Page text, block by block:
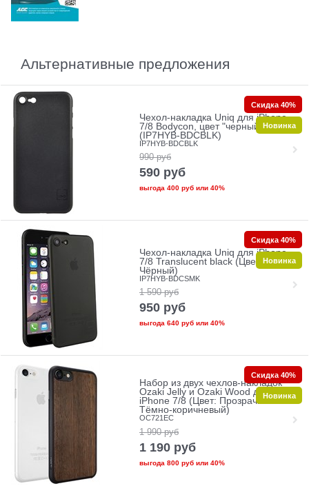
Альтернативные предложения
Чехол-накладка Uniq для iPhone
7/8 Bodycon, цвет "черный"
(IP7HYB-BDCBLK)
IP7HYB-BDCBLK
990 руб
590 руб
выгода 400 рубили 40%
Скидка 40%
Новинка
Чехол-накладка Uniq для iPhone
7/8 Translucent black (Цвет:
Чёрный)
IP7HYB-BDCSMK
1 590 руб
950 руб
выгода 640 рубили 40%
Скидка 40%
Новинка
Набор из двух чехлов-накладок
Ozaki Jelly и Ozaki Wood для
iPhone 7/8 (Цвет: Прозрачный и
Тёмно-коричневый)
OC721EC
1 990 руб
1 190 руб
выгода 800 рубили 40%
Скидка 40%
Новинка